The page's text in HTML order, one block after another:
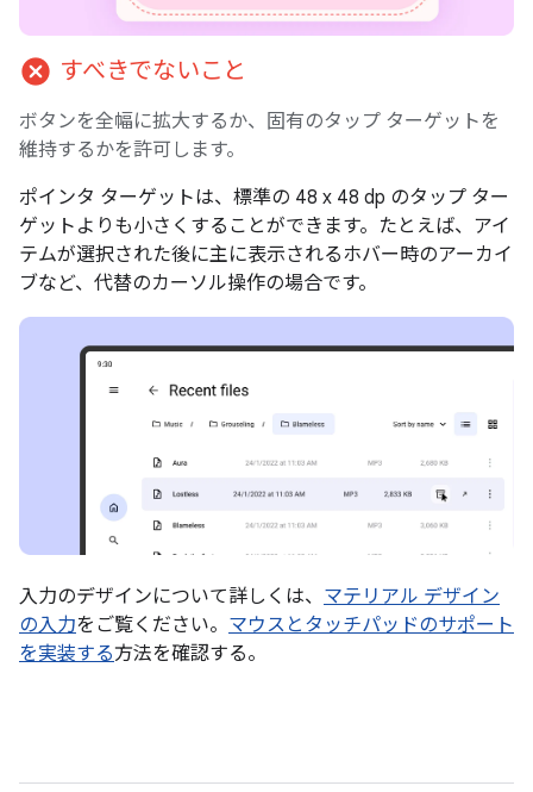
cancel すべきでないこと
ボタンを全幅に拡大するか、固有のタップ ターゲットを
維持するかを許可します。
ポインタ ターゲットは、標準の 48 x 48 dp のタップ ター
ゲットよりも小さくすることができます。たとえば、アイ
テムが選択された後に主に表示されるホバー時のアーカイ
ブなど、代替のカーソル操作の場合です。
入力のデザインについて詳しくは、 マテリアル デザイン
の入力をご覧ください。 マウスとタッチパッドのサポート
を実装する方法を確認する。